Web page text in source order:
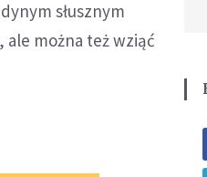
słusznym
można też wziąć